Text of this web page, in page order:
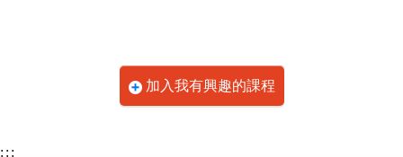
加入我有興趣的課程
:::